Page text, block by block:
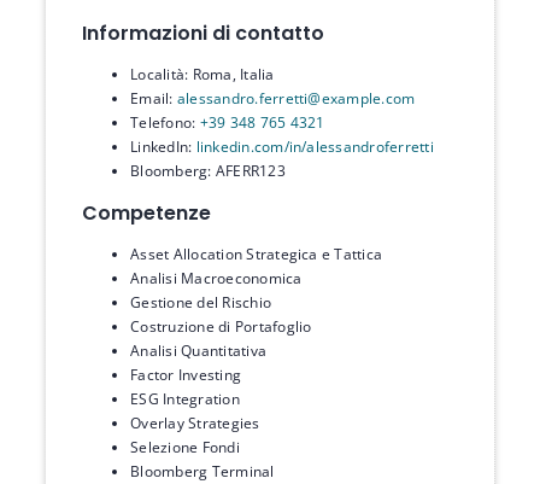
Informazioni di contatto
Località: Roma, Italia
Email: alessandro.ferretti@example.com
Telefono: +39 348 765 4321
LinkedIn: linkedin.com/in/alessandroferretti
Bloomberg: AFERR123
Competenze
Asset Allocation Strategica e Tattica
Analisi Macroeconomica
Gestione del Rischio
Costruzione di Portafoglio
Analisi Quantitativa
Factor Investing
ESG Integration
Overlay Strategies
Selezione Fondi
Bloomberg Terminal